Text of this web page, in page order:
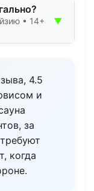
• 14+
▼
4.5
и
за
когда